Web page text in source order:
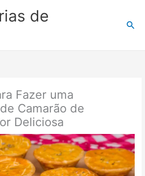
de
Fazer uma
Camarão de
Deliciosa